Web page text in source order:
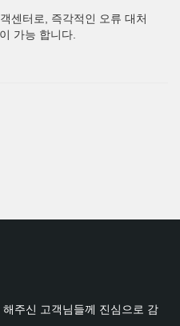
센터로, 즉각적인 오류 대처
가능 합니다.
주신 고객님들께 진심으로 감